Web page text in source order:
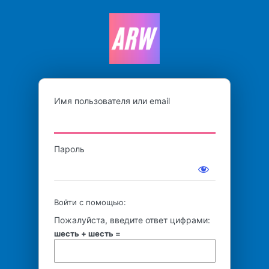
Имя пользователя или email
Пароль
Войти с помощью:
Пожалуйста, введите ответ цифрами:
шесть + шесть =